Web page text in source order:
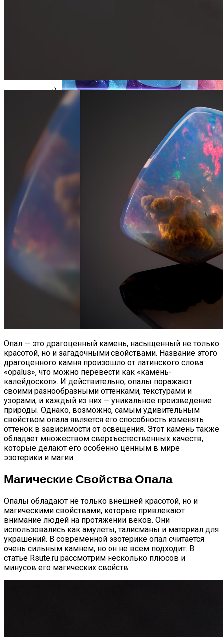
Дебютировал Крупный Кроссовер
Mazda CX-90: Неужели Только Для США?
Зеркальная Дата Осени 2023 Года: Как
Загадывать Желание 09.09 И Что
Делать, Чтобы Привлечь Успех В Свою
Опал — это драгоценный камень, насыщенный не только
красотой, но и загадочными свойствами. Название этого
драгоценного камня произошло от латинского слова
«opalus», что можно перевести как «камень-
калейдоскоп». И действительно, опалы поражают
своими разнообразными оттенками, текстурами и
узорами, и каждый из них — уникальное произведение
природы. Однако, возможно, самым удивительным
свойством опала является его способность изменять
оттенок в зависимости от освещения. Этот камень также
обладает множеством сверхъестественных качеств,
которые делают его особенно ценным в мире
эзотерики и магии.
Магические Свойства Опала
Опалы обладают не только внешней красотой, но и
магическими свойствами, которые привлекают
внимание людей на протяжении веков. Они
использовались как амулеты, талисманы и материал для
украшений. В современной эзотерике опал считается
очень сильным камнем, но он не всем подходит. В
статье Rsute.ru рассмотрим несколько плюсов и
минусов его магических свойств.